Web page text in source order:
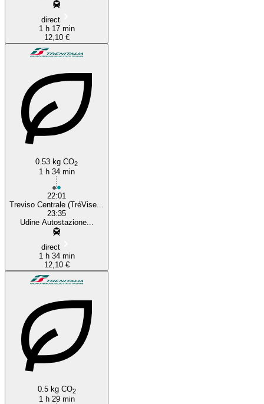
direct
1 h 17 min
12,10 €
0.53 kg CO2
1 h 34 min
22:01
Treviso Centrale (TréVise...
23:35
Udine Autostazione...
direct
1 h 34 min
12,10 €
0.5 kg CO2
1 h 29 min